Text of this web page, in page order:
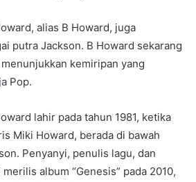
alias B Howard, juga
putra Jackson. B Howard sekarang
kemiripan yang
Pop.
lahir pada tahun 1981, ketika
Miki Howard, berada di bawah
Penyanyi, penulis lagu, dan
album “Genesis” pada 2010,